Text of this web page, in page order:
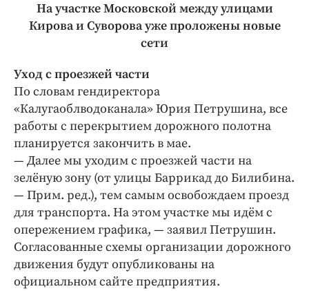
На участке Московской между улицами
Кирова и Суворова уже проложены новые
сети
Уход с проезжей части
По словам гендиректора
«Калугаоблводоканала» Юрия Петрушина, все
работы с перекрытием дорожного полотна
планируется закончить в мае.
— Далее мы уходим с проезжей части на
зелёную зону (от улицы Баррикад до Билибина.
— ​Прим. ред.), тем самым освобождаем проезд
для транспорта. На этом участке мы идём с
опережением графика, — ​заявил Петрушин.
Согласованные схемы организации дорожного
движения будут опубликованы на
официальном сайте предприятия.